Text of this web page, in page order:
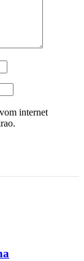
internet